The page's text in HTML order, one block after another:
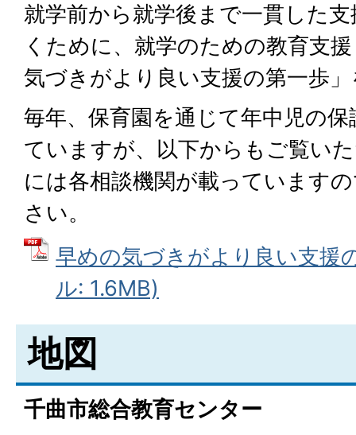
就学前から就学後まで一貫した
くために、就学のための教育支
気づきがより良い支援の第一歩
毎年、保育園を通じて年中児の
ていますが、以下からもご覧い
には各相談機関が載っています
さい。
早めの気づきがより良い支援
ル: 1.6MB)
地図
千曲市総合教育センター